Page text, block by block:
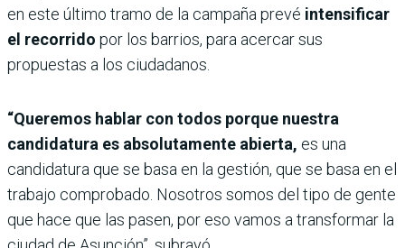
en este último tramo de la campaña prevé intensificar
el recorrido por los barrios, para acercar sus
propuestas a los ciudadanos.
“Queremos hablar con todos porque nuestra
candidatura es absolutamente abierta, es una
candidatura que se basa en la gestión, que se basa en el
trabajo comprobado. Nosotros somos del tipo de gente
que hace que las pasen, por eso vamos a transformar la